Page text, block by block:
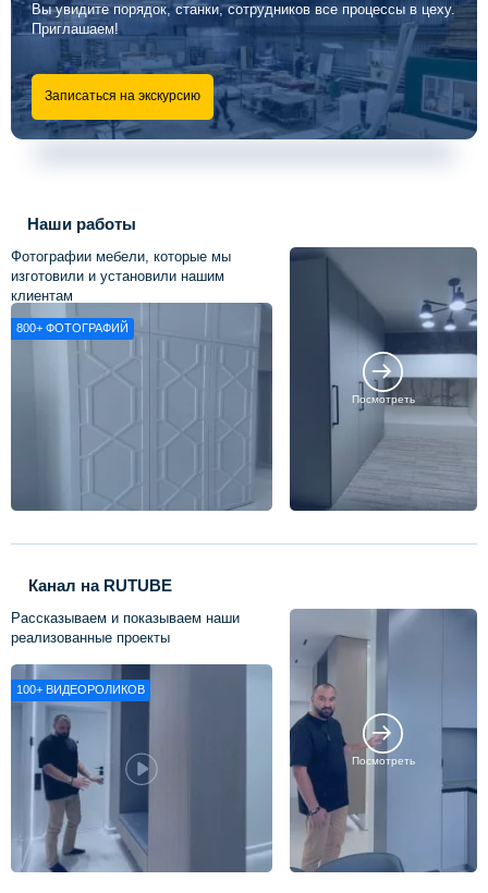
Вы увидите порядок, станки, сотрудников все процессы в цеху.
Приглашаем!
Записаться на экскурсию
Наши работы
Фотографии мебели, которые мы
изготовили и установили нашим
клиентам
800+ ФОТОГРАФИЙ
Посмотреть
Канал на RUTUBE
Рассказываем и показываем наши
реализованные проекты
100+ ВИДЕОРОЛИКОВ
Посмотреть